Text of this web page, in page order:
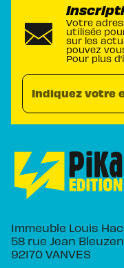
Votre
utilisée
sur les
pouvez
Pour plus
Indiquez votre
Immeuble Louis
58 rue Jean Bleuzen
92170 VANVES